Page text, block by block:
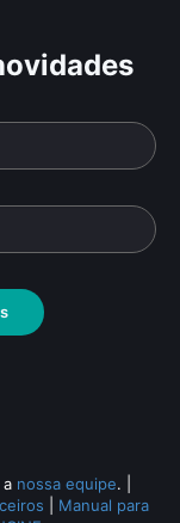
nossa equipe.
Manual para